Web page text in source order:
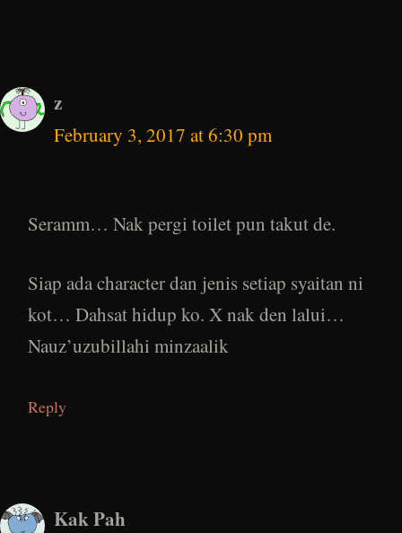
z
February 3, 2017 at 6:30 pm
Seramm… Nak pergi toilet pun takut de.
Siap ada character dan jenis setiap syaitan ni
kot… Dahsat hidup ko. X nak den lalui…
Nauz’uzubillahi minzaalik
Reply
Kak Pah